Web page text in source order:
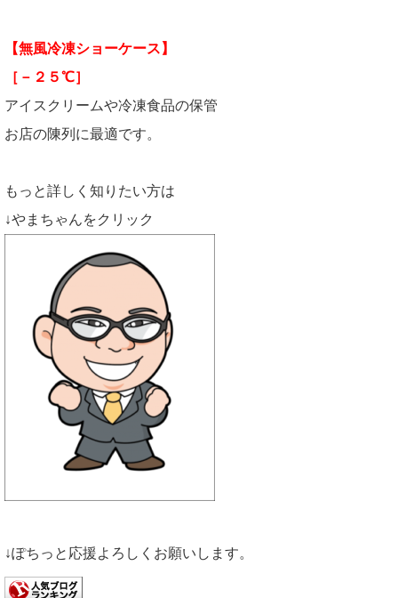
【無風冷凍ショーケース】
［－２５℃］
アイスクリームや冷凍食品の保管
お店の陳列に最適です。
もっと詳しく知りたい方は
↓やまちゃんをクリック
↓ぽちっと応援よろしくお願いします。